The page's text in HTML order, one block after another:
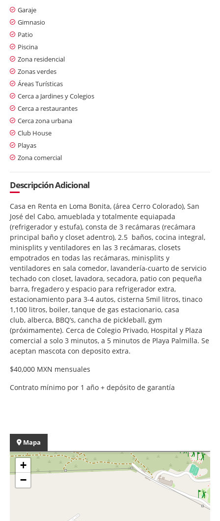
Garaje
Gimnasio
Patio
Piscina
Zona residencial
Zonas verdes
Áreas Turísticas
Cerca a Jardines y Colegios
Cerca a restaurantes
Cerca zona urbana
Club House
Playas
Zona comercial
Descripción Adicional
Casa en Renta en Loma Bonita, (área Cerro Colorado), San
José del Cabo, amueblada y totalmente equiapada
(refrigerador y estufa), consta de 3 recámaras (recámara
principal baño y closet adentro), 2.5 baños, cocina integral,
minisplits y ventiladores en las 3 recámaras, closets
empotrados en todas las recámaras, minisplits y
ventiladores en sala comedor, lavandería-cuarto de servicio
techado con closet, lavadora, secadora, patio con pequeña
barra, fregadero y espacio para refrigerador extra,
estacionamiento para 3-4 autos, cisterna 5mil litros, tinaco
1,100 litros, boiler, tanque de gas estacionario, casa
club, alberca, BBQ’s, cancha de pickleball, gym
(próximamente). Cerca de Colegio Privado, Hospital y Plaza
comercial a solo 3 minutos, a 5 minutos de Playa Palmilla. Se
aceptan mascota con deposito extra.
$40,000 MXN mensuales
Contrato mínimo por 1 año + depósito de garantía
Mapa
+
−